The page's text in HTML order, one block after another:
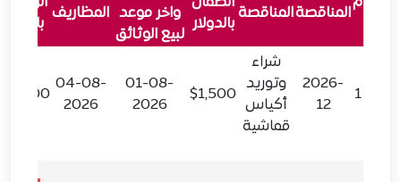
المناقصةالمناقصة
بالدولار
واخر موعد
لبيع الوثائق
المظاريف
بالريال
1
2026-
12
شراء
وتوريد
أكياس
قماشية
$1,500
01-08-
2026
04-08-
2026
25,000